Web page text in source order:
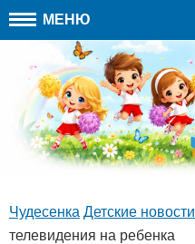
МЕНЮ
Чудесенка Детские новости
телевидения на ребенка